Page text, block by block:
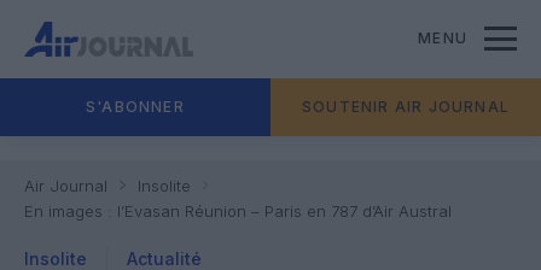
MENU
S'ABONNER SOUTENIR AIR JOURNAL
Air Journal
Insolite
En images : l’Evasan Réunion – Paris en 787 d’Air Austral
Insolite Actualité